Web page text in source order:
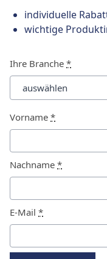
individuelle
wichtige
Ihre Branche *
Vorname *
Nachname *
E-Mail *